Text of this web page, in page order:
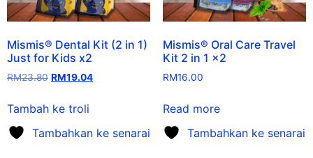
Mismis® Dental Kit (2 in 1)
Just for Kids x2
RM23.80 RM19.04
Tambah ke troli
Tambahkan ke senarai
Mismis® Oral Care Travel
Kit 2 in 1 x2
RM16.00
Read more
Tambahkan ke senarai